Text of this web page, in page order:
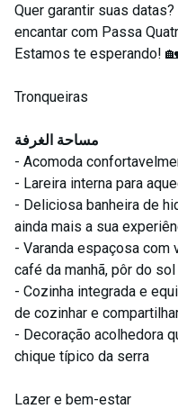
Quer garantir suas
encantar com Passa
Estamos te esperando!
Tronqueiras
مساحة الغرفة
- Acomoda
- Lareira interna para
- Deliciosa banheira de
ainda mais a sua
- Varanda espaçosa com
café da manhã, pôr do
- Cozinha integrada e
de cozinhar e
- Decoração acolhedora
chique típico da serra
Lazer e bem-estar